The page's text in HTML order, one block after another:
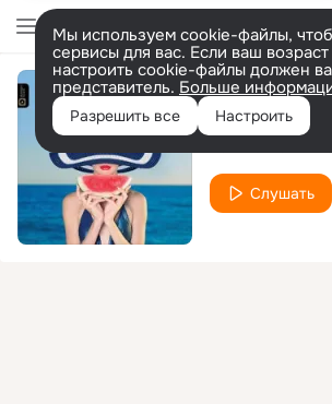
Мы используем cookie-файлы,
сервисы для вас. Если ваш
настроить cookie-файлы должен
представитель. Больше
Разрешить все Настроить
Be My
Слушать